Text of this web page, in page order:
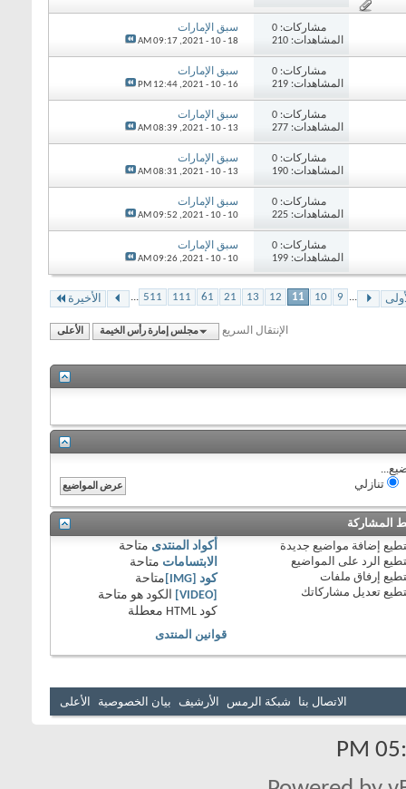
مشاركات: 0
المشاهدات: 210
سبق الإمارات
18 - 10 - 2021,
09:17 AM
مشاركات: 0
المشاهدات: 219
سبق الإمارات
16 - 10 - 2021,
12:44 PM
مشاركات: 0
المشاهدات: 277
سبق الإمارات
13 - 10 - 2021,
08:39 AM
مشاركات: 0
المشاهدات: 190
سبق الإمارات
13 - 10 - 2021,
08:31 AM
مشاركات: 0
المشاهدات: 225
سبق الإمارات
10 - 10 - 2021,
09:52 AM
مشاركات: 0
المشاهدات: 199
سبق الإمارات
10 - 10 - 2021,
09:26 AM
...
9
10
11
12
13
21
61
111
511
... الأخيرة
الإنتقال السريع مجلس إمارة رأس الخيمة الأعلى
تنازلي
المشاركة
إضافة مواضيع جديدة
الرد على المواضيع
إرفاق ملفات
تعديل مشاركاتك
أكواد المنتدى متاحة
الابتسامات متاحة
كود [IMG]
متاحة
[VIDEO]
الكود هو متاحة
كود HTML
معطلة
قوانين المنتدى
الاتصال بنا شبكة الرمس الأرشيف بيان الخصوصية الأعلى